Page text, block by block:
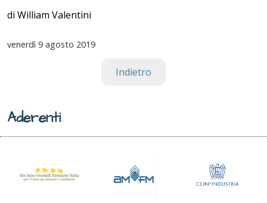
di William Valentini
venerdì 9 agosto 2019
Indietro
Aderenti